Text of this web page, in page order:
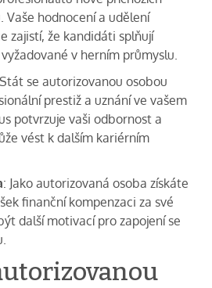
Vaše hodnocení a udělení
zajistí, že kandidáti splňují
v herním průmyslu.
se autorizovanou osobou
prestiž a uznání ve vašem
potvrzuje vaši odbornost a
vést k dalším kariérním
: Jako autorizovaná osoba získáte
finanční kompenzaci za své
další motivací pro zapojení se